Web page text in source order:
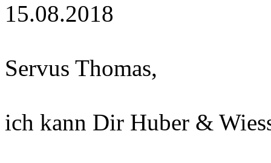
15.08.2018
Servus Thomas,
ich kann Dir Huber &